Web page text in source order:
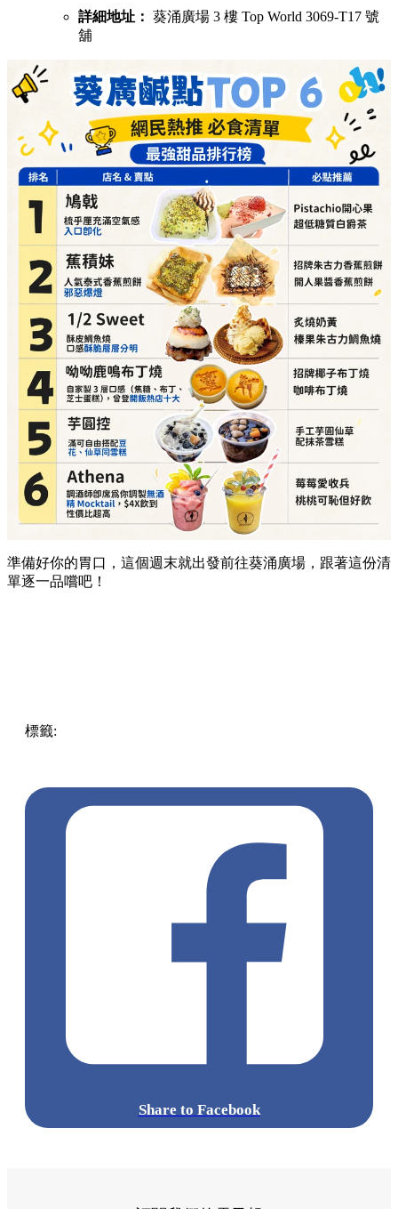
1/2 Sweet（酥皮鯛魚燒，口感酥脆層層分明）
詳細地址：葵涌廣場 3 樓 Top World 3069-T16 號
舖
呦呦鹿鳴布丁燒（自家製3層口感，曾登開飯熱店十大）
必點推介：招牌椰子布丁燒、咖啡布丁燒
詳細地址： 葵涌廣場 3 樓 87A 號舖
芋圓控（滿可自由搭配豆花、仙草同雪糕）
必點推介：手工芋圓仙草、配抹茶雪糕
詳細地址：葵涌廣場 2 樓 C10 號舖
Athena（調酒師即席為你調製無酒精 Mocktail）
必點推介：莓莓愛收兵、桃桃可恥但好飲
詳細地址：葵涌廣場 3 樓 Top World 3069-T17 號
舖
準備好你的胃口，這個週末就出發前往葵涌廣場，跟著這份清
標籤: 香港葵廣美食葵芳好去處
葵